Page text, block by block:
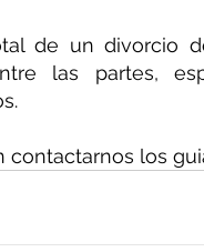
de un divorcio
las partes,
contactarnos los